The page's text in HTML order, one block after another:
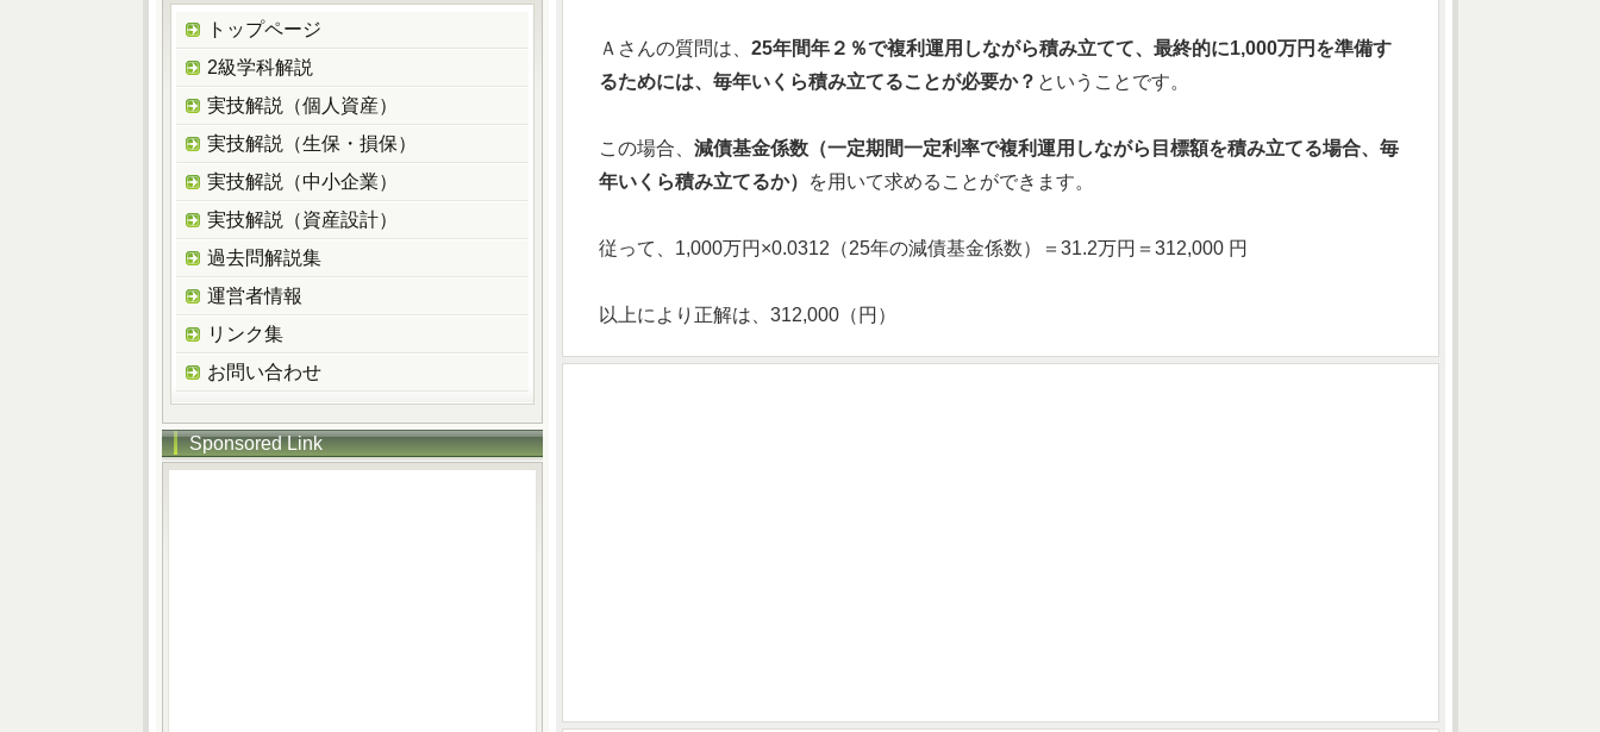
Ａさんの質問は、 25年間年２％で複利運用しながら積み立てて、最終的に1,000万円を準備す
るためには、毎年いくら積み立てることが必要か？ ということです。
この場合、 減債基金係数（一定期間一定利率で複利運用しながら目標額を積み立てる場合、毎
年いくら積み立てるか）
を用いて求めることができます。
従って、1,000万円×0.0312（25年の減債基金係数）＝31.2万円＝312,000 円
以上により正解は、312,000（円）
トップページ
2級学科解説
実技解説（個人資産）
実技解説（生保・損保）
実技解説（中小企業）
実技解説（資産設計）
過去問解説集
運営者情報
リンク集
お問い合わせ
Sponsored Link